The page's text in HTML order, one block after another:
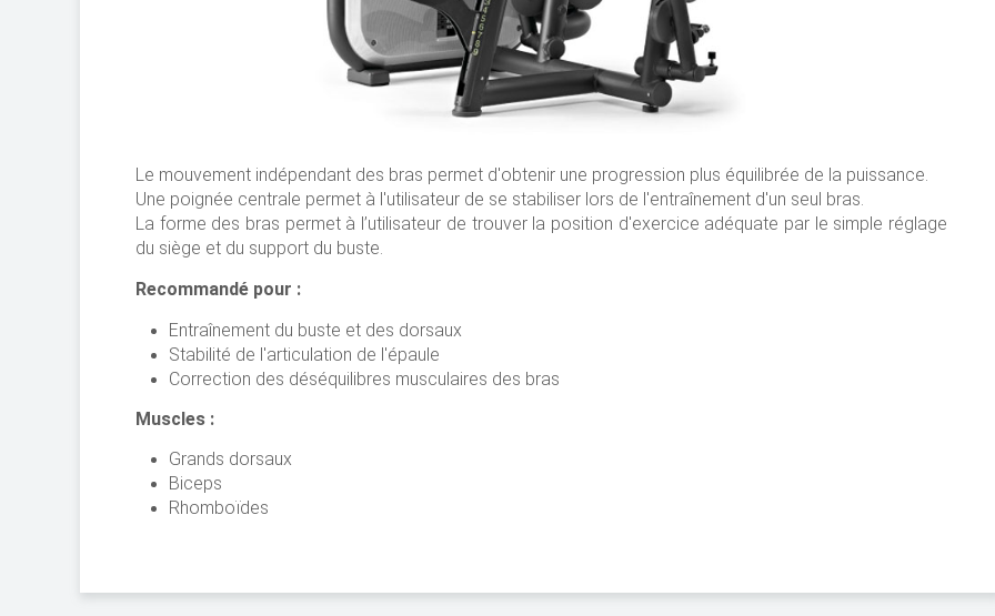
Le mouvement indépendant des bras permet d'obtenir une progression plus équilibrée de la puissance.
Une poignée centrale permet à l'utilisateur de se stabiliser lors de l'entraînement d'un seul bras.
La forme des bras permet à l’utilisateur de trouver la position d'exercice adéquate par le simple réglage
du siège et du support du buste.
Recommandé pour :
Entraînement du buste et des dorsaux
Stabilité de l'articulation de l'épaule
Correction des déséquilibres musculaires des bras
Muscles :
Grands dorsaux
Biceps
Rhomboïdes